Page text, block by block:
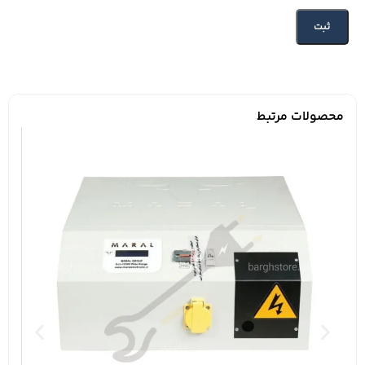
کنترل دقیق توالی فاز و تثبیت ولتاژ خروجی
سه مرحله افزایش و سه مرحله کاهش ولتاژ
محافظت کامل در برابر صاعقه و نوسانات لحظه‌ای برق
مجدد برق
خروجی برق کاملاً پایدار و بدون وقفه
قابلیت تنظیم ولتاژ خروجی
امکان تعیین حداقل ولتاژ مجاز خروجی
نمایشگر LCD جهت مشاهده وضعیت دستگاه و تنظیم پارامترها
دارای حالت‌های کاری Automatic و Bypass
هشدار صوتی هنگام افزایش دما یا خرابی سنسورهای حرارتی
قابلیت کارکرد مداوم 24 ساعته
چرا ترانس اتوماتیک سه فاز پرنیک مدل
3XP-30000 انتخاب مناسبی است؟
محصولات مرتبط